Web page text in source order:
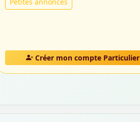
Créer mon compte Particulier